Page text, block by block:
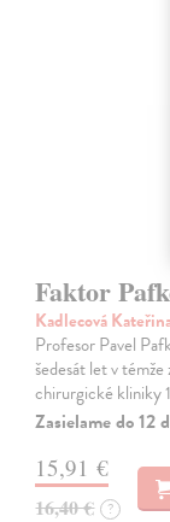
Faktor
Kadlecová
Profesor Pavel
šedesát let v
chirurgické kliniky
Zasielame do 12
15,91 €
16,40 € ?